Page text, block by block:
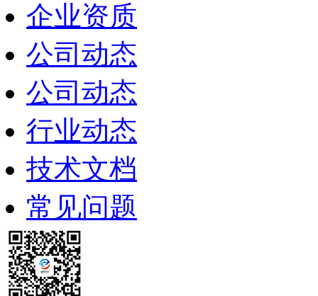
企业资质
公司动态
公司动态
行业动态
技术文档
常见问题